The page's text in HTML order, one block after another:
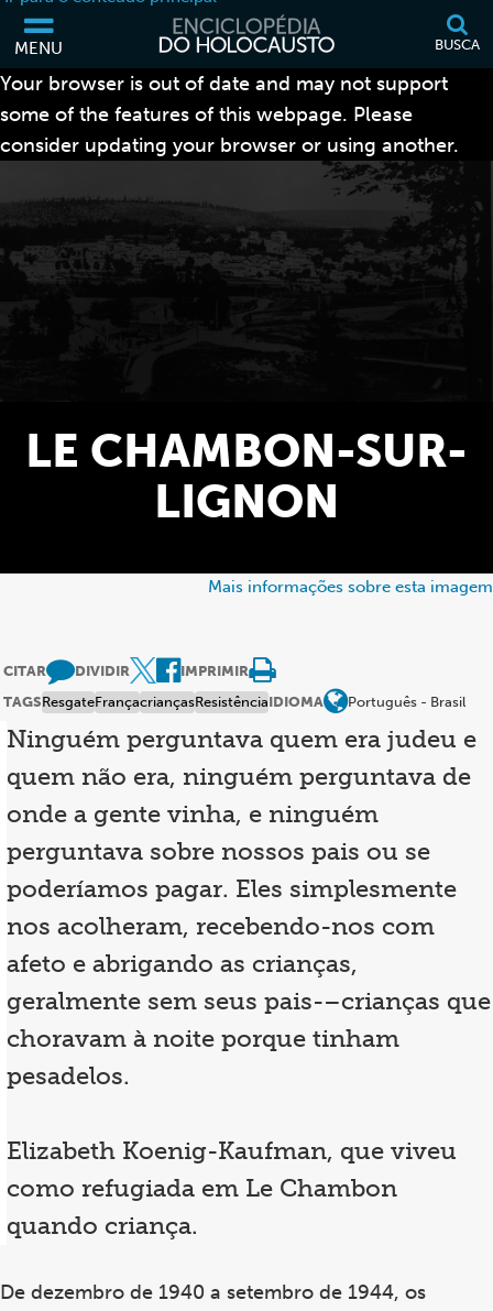
MENU BUSCA
Your browser is out of date and may not support
some of the features of this webpage. Please
consider updating your browser or using another.
Mais informações sobre esta imagem
LE CHAMBON-SUR-
LIGNON
CITAR DIVIDIR
IMPRIMIR
TAGSResgateFrançacriançasResistênciaIDIOMA Português - Brasil
Ninguém perguntava quem era judeu e
quem não era, ninguém perguntava de
onde a gente vinha, e ninguém
perguntava sobre nossos pais ou se
poderíamos pagar. Eles simplesmente
nos acolheram, recebendo-nos com
afeto e abrigando as crianças,
geralmente sem seus pais-–crianças que
choravam à noite porque tinham
pesadelos.
Elizabeth Koenig-Kaufman, que viveu
como refugiada em Le Chambon
quando criança.
De dezembro de 1940 a setembro de 1944, os